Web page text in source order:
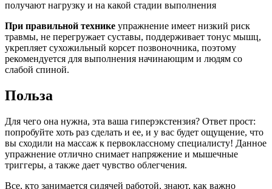
получают нагрузку и на какой стадии выполнения
При правильной технике упражнение имеет низкий риск
травмы, не перегружает суставы, поддерживает тонус мышц,
укрепляет сухожильный корсет позвоночника, поэтому
рекомендуется для выполнения начинающим и людям со
слабой спиной.
Польза
Для чего она нужна, эта ваша гиперэкстензия? Ответ прост:
попробуйте хоть раз сделать и ее, и у вас будет ощущение, что
вы сходили на массаж к первоклассному специалисту! Данное
упражнение отлично снимает напряжение и мышечные
триггеры, а также дает чувство облегчения.
Все, кто занимается сидячей работой, знают, как важно